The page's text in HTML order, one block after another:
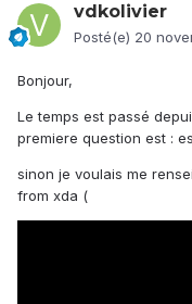
vdkolivier
Posté(e) 20
Bonjour,
Le temps est passé
premiere question est :
sinon je voulais me
from xda (